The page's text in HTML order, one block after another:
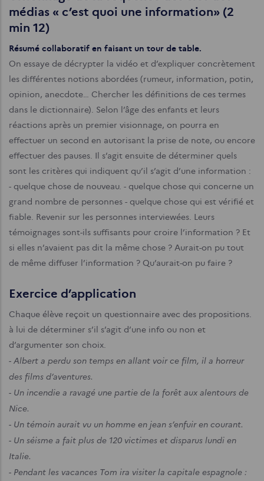
médias « c’est quoi une information» (2
min 12)
Résumé collaboratif en faisant un tour de table.
On essaye de décrypter la vidéo et d’expliquer concrètement
les différentes notions abordées (rumeur, information, potin,
opinion, anecdote… Chercher les définitions de ces termes
dans le dictionnaire). Selon l’âge des enfants et leurs
réactions après un premier visionnage, on pourra en
effectuer un second en autorisant la prise de note, ou encore
effectuer des pauses. Il s’agit ensuite de déterminer quels
sont les critères qui indiquent qu’il s’agit d’une information :
- quelque chose de nouveau. - quelque chose qui concerne un
grand nombre de personnes - quelque chose qui est vérifié et
fiable. Revenir sur les personnes interviewées. Leurs
témoignages sont-ils suffisants pour croire l’information ? Et
si elles n’avaient pas dit la même chose ? Aurait-on pu tout
de même diffuser l’information ? Qu’aurait-on pu faire ?
Exercice d’application
Chaque élève reçoit un questionnaire avec des propositions.
à lui de déterminer s’il s’agit d’une info ou non et
d’argumenter son choix.
- Albert a perdu son temps en allant voir ce film, il a horreur
des films d’aventures.
- Un incendie a ravagé une partie de la forêt aux alentours de
Nice.
- Un témoin aurait vu un homme en jean s’enfuir en courant.
- Un séisme a fait plus de 120 victimes et disparus lundi en
Italie.
- Pendant les vacances Tom ira visiter la capitale espagnole :